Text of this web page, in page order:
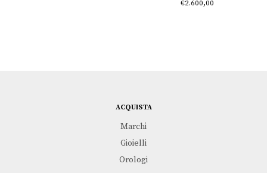
€2.600,00
ACQUISTA
Marchi
Gioielli
Orologi